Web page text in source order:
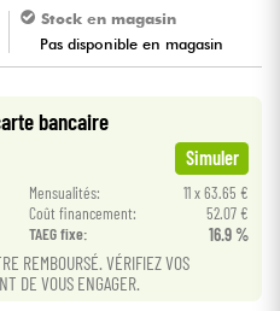
Stock en magasin
Pas disponible en magasin
bancaire
Simuler
Mensualités:
11 x 63.65 €
Coût financement:
52.07 €
TAEG fixe: 16.9 %
REMBOURSÉ. VÉRIFIEZ VOS
DE VOUS ENGAGER.